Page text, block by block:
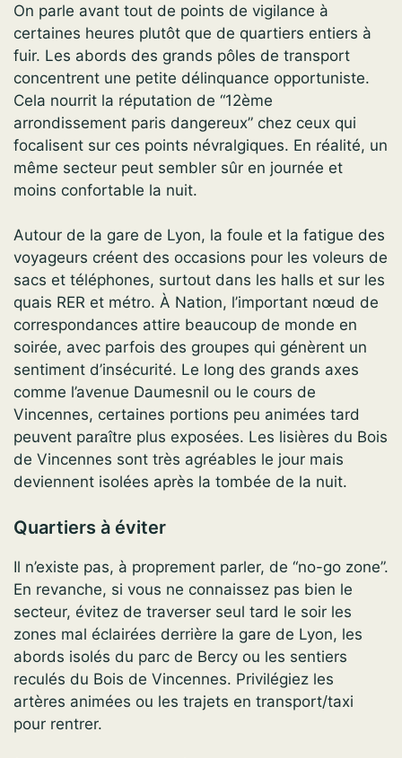
On parle avant tout de points de vigilance à
certaines heures plutôt que de quartiers entiers à
fuir. Les abords des grands pôles de transport
concentrent une petite délinquance opportuniste.
Cela nourrit la réputation de “12ème
arrondissement paris dangereux” chez ceux qui
focalisent sur ces points névralgiques. En réalité, un
même secteur peut sembler sûr en journée et
moins confortable la nuit.
Autour de la gare de Lyon, la foule et la fatigue des
voyageurs créent des occasions pour les voleurs de
sacs et téléphones, surtout dans les halls et sur les
quais RER et métro. À Nation, l’important nœud de
correspondances attire beaucoup de monde en
soirée, avec parfois des groupes qui génèrent un
sentiment d’insécurité. Le long des grands axes
comme l’avenue Daumesnil ou le cours de
Vincennes, certaines portions peu animées tard
peuvent paraître plus exposées. Les lisières du Bois
de Vincennes sont très agréables le jour mais
deviennent isolées après la tombée de la nuit.
Quartiers à éviter
Il n’existe pas, à proprement parler, de “no-go zone”.
En revanche, si vous ne connaissez pas bien le
secteur, évitez de traverser seul tard le soir les
zones mal éclairées derrière la gare de Lyon, les
abords isolés du parc de Bercy ou les sentiers
reculés du Bois de Vincennes. Privilégiez les
artères animées ou les trajets en transport/taxi
pour rentrer.